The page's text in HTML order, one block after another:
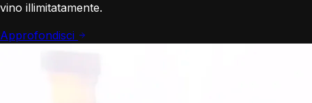
vino illimitatamente.
Approfondisci